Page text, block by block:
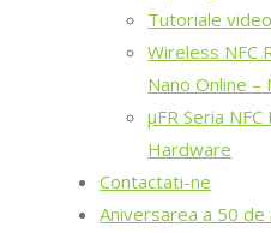
Tutoriale
Wireless NFC
Nano Online
μFR Seria
Hardware
Contactati-ne
Aniversarea a 50 de